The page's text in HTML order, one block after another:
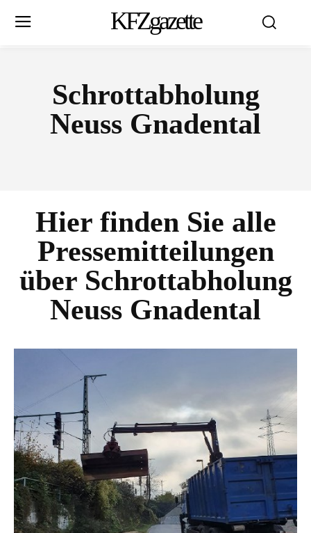
KFZgazette
Schrottabholung
Neuss Gnadental
Hier finden Sie alle
Pressemitteilungen
über Schrottabholung
Neuss Gnadental